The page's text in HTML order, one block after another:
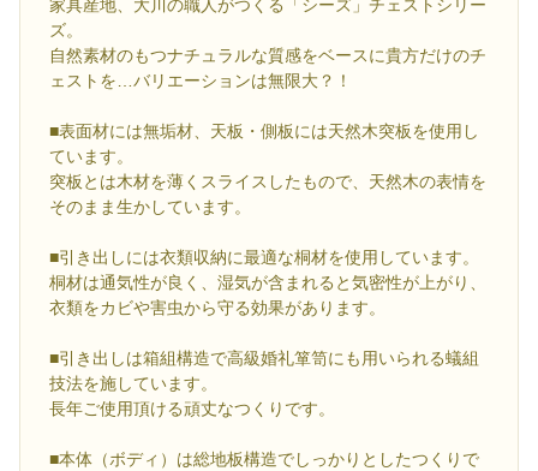
家具産地、大川の職人がつくる「シーズ」チェストシリー
ズ。
自然素材のもつナチュラルな質感をベースに貴方だけのチ
ェストを…バリエーションは無限大？！
■表面材には無垢材、天板・側板には天然木突板を使用し
ています。
突板とは木材を薄くスライスしたもので、天然木の表情を
そのまま生かしています。
■引き出しには衣類収納に最適な桐材を使用しています。
桐材は通気性が良く、湿気が含まれると気密性が上がり、
衣類をカビや害虫から守る効果があります。
■引き出しは箱組構造で高級婚礼箪笥にも用いられる蟻組
技法を施しています。
長年ご使用頂ける頑丈なつくりです。
■本体（ボディ）は総地板構造でしっかりとしたつくりで